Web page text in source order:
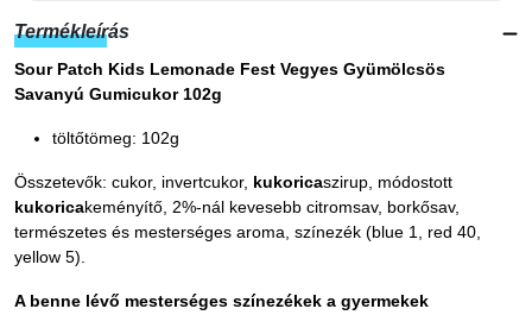
Termékleírás
Sour Patch Kids Lemonade Fest Vegyes Gyümölcsös
Savanyú Gumicukor 102g
töltőtömeg: 102g
Összetevők: cukor, invertcukor, kukoricaszirup, módostott
kukoricakeményítő, 2%-nál kevesebb citromsav, borkősav,
természetes és mesterséges aroma, színezék (blue 1, red 40,
yellow 5).
A benne lévő mesterséges színezékek a gyermekek